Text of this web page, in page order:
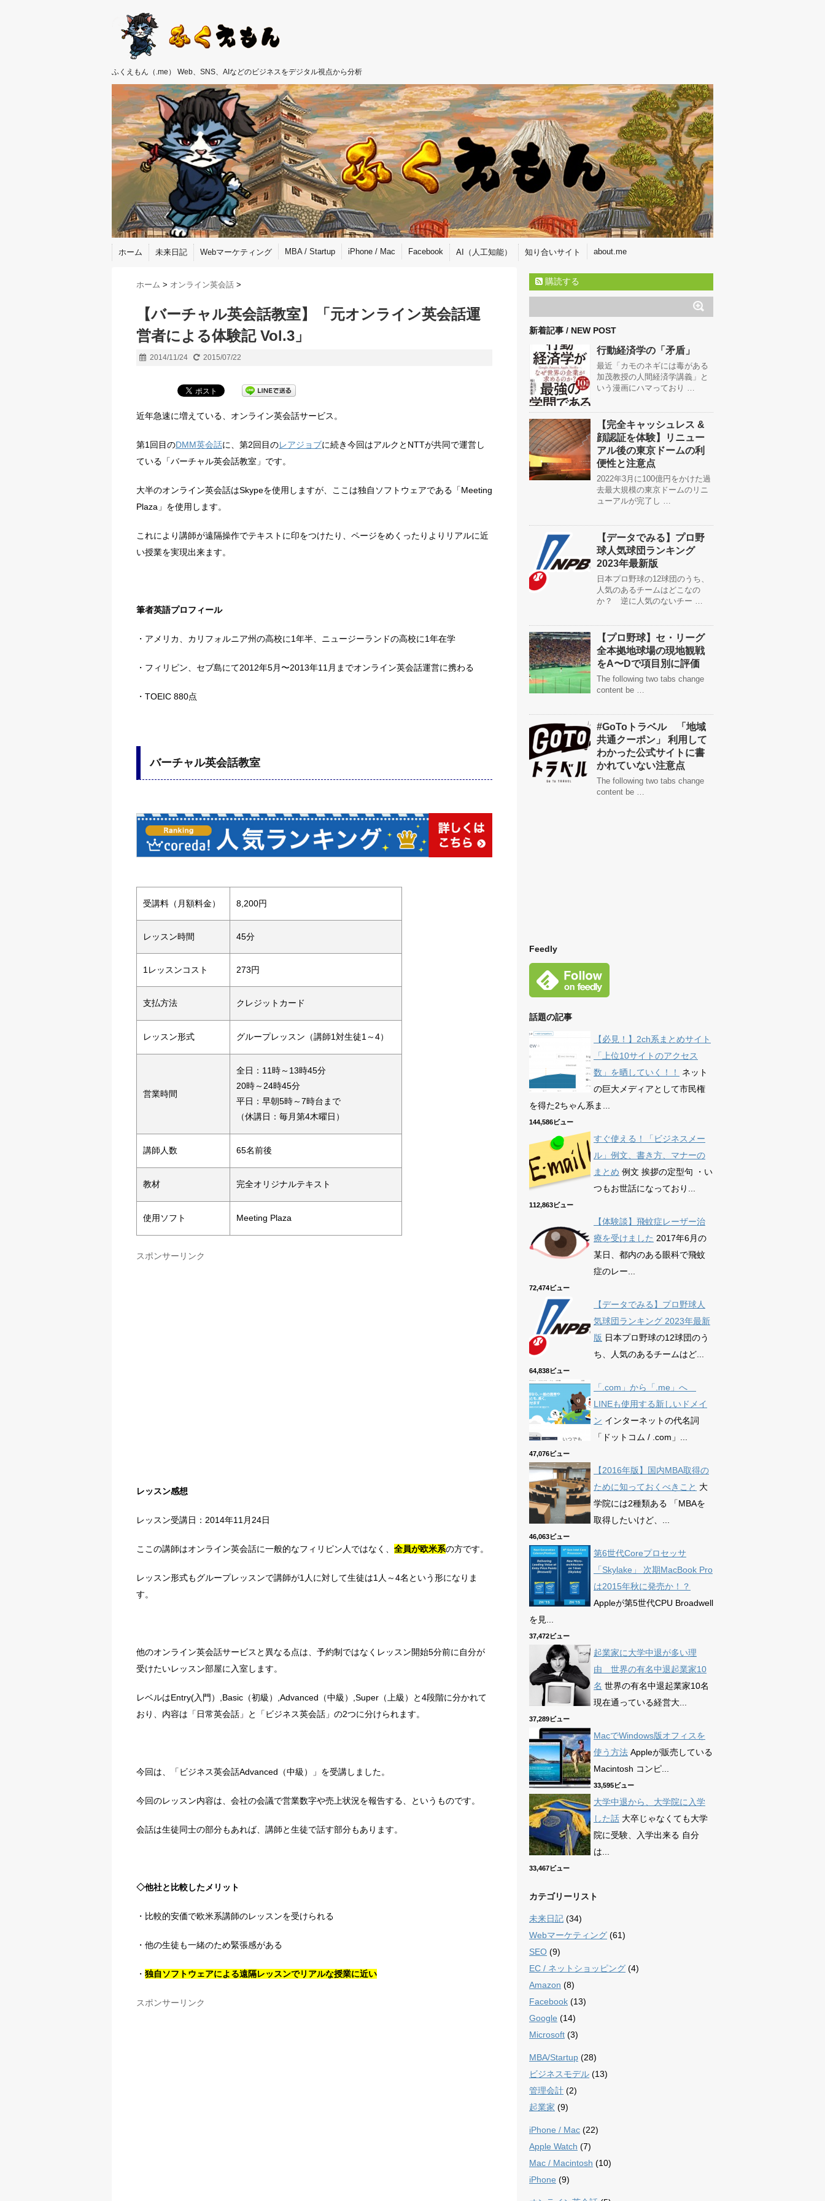
ふくえもん（.me） Web、SNS、AIなどのビジネスをデジタル視点から分析
ホーム 未来日記 Webマーケティング MBA / Startup iPhone / Mac Facebook AI（人工知能） 知り合いサイト about.me
ホーム > オンライン英会話 >
【バーチャル英会話教室】「元オンライン英会話運
営者による体験記 Vol.3」
2014/11/24 2015/07/22
近年急速に増えている、オンライン英会話サービス。
第1回目のDMM英会話に、第2回目のレアジョブに続き今回はアルクとNTTが共同で運営し
ている「バーチャル英会話教室」です。
大半のオンライン英会話はSkypeを使用しますが、ここは独自ソフトウェアである「Meeting
Plaza」を使用します。
これにより講師が遠隔操作でテキストに印をつけたり、ページをめくったりよりリアルに近
い授業を実現出来ます。
筆者英語プロフィール
・アメリカ、カリフォルニア州の高校に1年半、ニュージーランドの高校に1年在学
・フィリピン、セブ島にて2012年5月〜2013年11月までオンライン英会話運営に携わる
・TOEIC 880点
バーチャル英会話教室
受講料（月額料金） 8,200円
レッスン時間 45分
1レッスンコスト 273円
支払方法 クレジットカード
レッスン形式 グループレッスン（講師1対生徒1～4）
営業時間
全日：11時～13時45分
20時～24時45分
平日：早朝5時～7時台まで
（休講日：毎月第4木曜日）
講師人数 65名前後
教材 完全オリジナルテキスト
使用ソフト Meeting Plaza
スポンサーリンク
レッスン感想
レッスン受講日：2014年11月24日
ここの講師はオンライン英会話に一般的なフィリピン人ではなく、 全員が欧米系の方です。
レッスン形式もグループレッスンで講師が1人に対して生徒は1人～4名という形になりま
す。
他のオンライン英会話サービスと異なる点は、予約制ではなくレッスン開始5分前に自分が
受けたいレッスン部屋に入室します。
レベルはEntry(入門）,Basic（初級）,Advanced（中級）,Super（上級）と4段階に分かれて
おり、内容は「日常英会話」と「ビジネス英会話」の2つに分けられます。
今回は、「ビジネス英会話Advanced（中級）」を受講しました。
今回のレッスン内容は、会社の会議で営業数字や売上状況を報告する、というものです。
会話は生徒同士の部分もあれば、講師と生徒で話す部分もあります。
◇他社と比較したメリット
・比較的安価で欧米系講師のレッスンを受けられる
・他の生徒も一緒のため緊張感がある
・ 独自ソフトウェアによる遠隔レッスンでリアルな授業に近い
スポンサーリンク
購読する
新着記事 / NEW POST
行動経済学の「矛盾」
最近「カモのネギには毒がある
加茂教授の人間経済学講義」と
いう漫画にハマっており …
【完全キャッシュレス &
顔認証を体験】リニュー
アル後の東京ドームの利
便性と注意点
2022年3月に100億円をかけた過
去最大規模の東京ドームのリニ
ューアルが完了し …
【データでみる】プロ野
球人気球団ランキング
2023年最新版
日本プロ野球の12球団のうち、
人気のあるチームはどこなの
か？ 逆に人気のないチー …
【プロ野球】セ・リーグ
全本拠地球場の現地観戦
をA〜Dで項目別に評価
The following two tabs change
content be …
#GoToトラベル 「地域
共通クーポン」 利用して
わかった公式サイトに書
かれていない注意点
The following two tabs change
content be …
Feedly
話題の記事
【必見！】2ch系まとめサイト
「上位10サイトのアクセス
数」を晒していく！！
ネット
の巨大メディアとして市民権
を得た2ちゃん系ま...
144,586ビュー
すぐ使える！「ビジネスメー
ル」例文、書き方、マナーの
まとめ 例文 挨拶の定型句 ・い
つもお世話になっており...
112,863ビュー
【体験談】飛蚊症レーザー治
療を受けました 2017年6月の
某日、都内のある眼科で飛蚊
症のレー...
72,474ビュー
【データでみる】プロ野球人
気球団ランキング 2023年最新
版 日本プロ野球の12球団のう
ち、人気のあるチームはど...
64,838ビュー
「.com」から「.me」へ
LINEも使用する新しいドメイ
ン インターネットの代名詞
「ドットコム / .com」...
47,076ビュー
【2016年版】国内MBA取得の
ために知っておくべきこと 大
学院には2種類ある 「MBAを
取得したいけど、...
46,063ビュー
第6世代Coreプロセッサ
「Skylake」 次期MacBook Pro
は2015年秋に発売か！？
Appleが第5世代CPU Broadwell
を見...
37,472ビュー
起業家に大学中退が多い理
由 世界の有名中退起業家10
名 世界の有名中退起業家10名
現在通っている経営大...
37,289ビュー
MacでWindows版オフィスを
使う方法 Appleが販売している
Macintosh コンピ...
33,595ビュー
大学中退から、大学院に入学
した話 大卒じゃなくても大学
院に受験、入学出来る 自分
は...
33,467ビュー
カテゴリーリスト
未来日記 (34)
Webマーケティング (61)
SEO (9)
EC / ネットショッピング (4)
Amazon (8)
Facebook (13)
Google (14)
Microsoft (3)
MBA/Startup (28)
ビジネスモデル (13)
管理会計 (2)
起業家 (9)
iPhone / Mac (22)
Apple Watch (7)
Mac / Macintosh (10)
iPhone (9)